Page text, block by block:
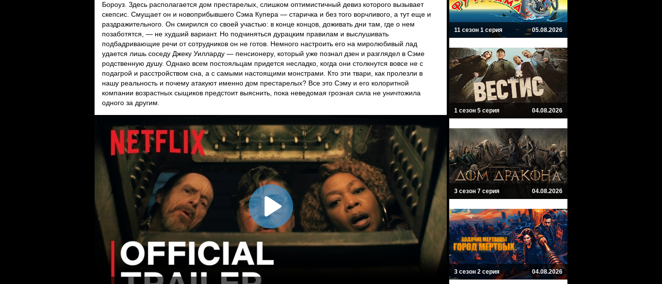
Бороуз. Здесь располагается дом престарелых, слишком оптимистичный девиз которого вызывает
скепсис. Смущает он и новоприбывшего Сэма Купера — старичка и без того ворчливого, а тут еще и
раздражительного. Он смирился со своей участью: в конце концов, доживать дни там, где о нем
позаботятся, — не худший вариант. Но подчиняться дурацким правилам и выслушивать
подбадривающие речи от сотрудников он не готов. Немного настроить его на миролюбивый лад
удается лишь соседу Джеку Уилларду — пенсионеру, который уже познал дзен и разглядел в Сэме
родственную душу. Однако всем постояльцам придется несладко, когда они столкнутся вовсе не с
подагрой и расстройством сна, а с самыми настоящими монстрами. Кто эти твари, как пролезли в
нашу реальность и почему атакуют именно дом престарелых? Все это Сэму и его колоритной
компании возрастных сыщиков предстоит выяснить, пока неведомая грозная сила не уничтожила
одного за другим.
11 сезон 1 серия 05.08.2026
1 сезон 5 серия 04.08.2026
3 сезон 7 серия 04.08.2026
3 сезон 2 серия 04.08.2026